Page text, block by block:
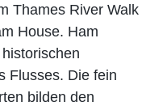
Thames River Walk
House. Ham
Flusses. Die fein
bilden den